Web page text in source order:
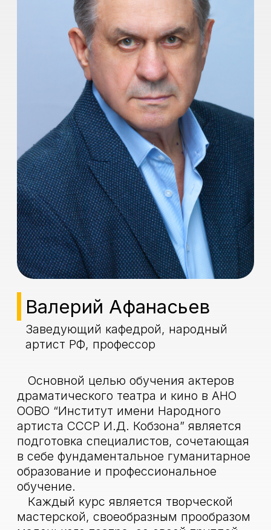
Валерий Афанасьев
Основной целью обучения актеров
драматического театра и кино в АНО
ООВО “Институт имени Народного
артиста СССР И.Д. Кобзона” является
подготовка специалистов, сочетающая
в себе фундаментальное гуманитарное
образование и профессиональное
обучение.
Каждый курс является творческой
мастерской, своеобразным прообразом
маленького театра, со своей труппой,
руководителем-мастером курса и
постепенно формирующимся за годы
обучения репертуаром.
Среди педагогов – Народные и
Заслуженные артисты России,
известные актеры театров и кино. В
использует достижения русской,
советской театральной школы. Важное
место в обучении занимает работа над
характером и характерностью, работа
над глубинным освоением основ
сценического бытия.
Дипломные спектакли, концертные
номера, самостоятельные работы
студентов Кафедры драматического
искусства неоднократно удостаивались
наград в многочисленных фестивалях и
конкурсах.
Заведующий кафедрой, народный
артист РФ, профессор